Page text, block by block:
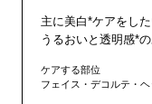
主に美白*ケアをした
うるおいと透明感*の
ケアする部位
フェイス・デコルテ・